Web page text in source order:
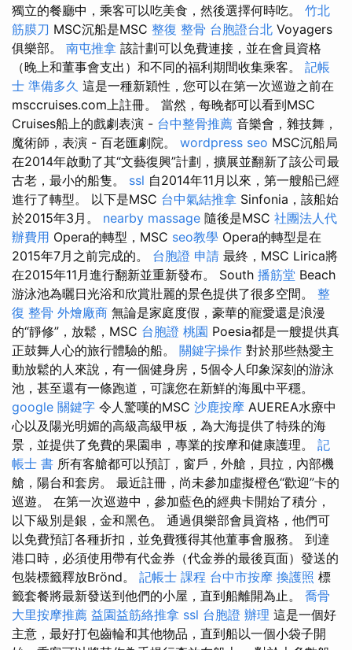
獨立的餐廳中，乘客可以吃美食，然後選擇何時吃。 竹北
筋膜刀 MSC沉船是MSC 整復 整骨 台胞證台北 Voyagers
俱樂部。 南屯推拿 該計劃可以免費連接，並在會員資格
（晚上和董事會支出）和不同的福利期間收集乘客。 記帳
士 準備多久 這是一種新穎性，您可以在第一次巡遊之前在
msccruises.com上註冊。 當然，每晚都可以看到MSC
Cruises船上的戲劇表演 - 台中整骨推薦 音樂會，雜技舞，
魔術師，表演 - 百老匯劇院。 wordpress seo MSC沉船局
在2014年啟動了其“文藝復興”計劃，擴展並翻新了該公司最
古老，最小的船隻。 ssl 自2014年11月以來，第一艘船已經
進行了轉型。 以下是MSC 台中氣結推拿 Sinfonia，該船始
於2015年3月。 nearby massage 隨後是MSC 社團法人代
辦費用 Opera的轉型，MSC seo教學 Opera的轉型是在
2015年7月之前完成的。 台胞證 申請 最終，MSC Lirica將
在2015年11月進行翻新並重新發布。 South 播筋堂 Beach
游泳池為曬日光浴和欣賞壯麗的景色提供了很多空間。 整
復 整骨 外燴廠商 無論是家庭度假，豪華的寵愛還是浪漫
的“靜修”，放鬆，MSC 台胞證 桃園 Poesia都是一艘提供真
正鼓舞人心的旅行體驗的船。 關鍵字操作 對於那些熱愛主
動放鬆的人來說，有一個健身房，5個令人印象深刻的游泳
池，甚至還有一條跑道，可讓您在新鮮的海風中平穩。
google 關鍵字 令人驚嘆的MSC 沙鹿按摩 AUEREA水療中
心以及陽光明媚的高級高級甲板，為大海提供了特殊的海
景，並提供了免費的果園串，專業的按摩和健康護理。 記
帳士 書 所有客艙都可以預訂，窗戶，外艙，貝拉，內部機
艙，陽台和套房。 最近註冊，尚未參加虛擬橙色“歡迎”卡的
巡遊。 在第一次巡遊中，參加藍色的經典卡開始了積分，
以下級別是銀，金和黑色。 通過俱樂部會員資格，他們可
以免費預訂各種折扣，並免費獲得其他董事會服務。 到達
港口時，必須使用帶有代金券（代金券的最後頁面）發送的
包裝標籤釋放Brönd。 記帳士 課程 台中市按摩 換護照 標
籤套餐將最新發送到他們的小屋，直到船離開為止。 喬骨
大里按摩推薦 益園益筋絡推拿 ssl 台胞證 辦理 這是一個好
主意，最好打包齒輪和其他物品，直到船以一個小袋子開